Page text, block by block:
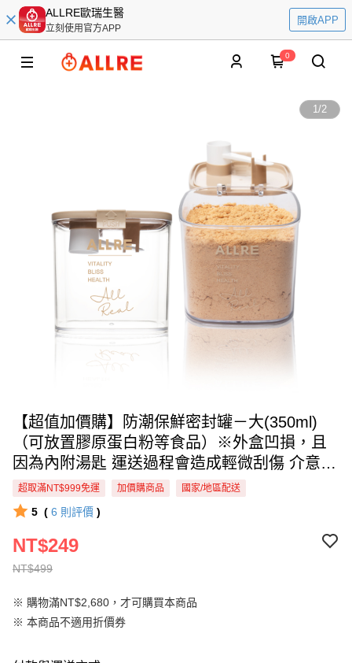
ALLRE歐瑞生醫
立刻使用官方APP
開啟APP
0
1/2
【超值加價購】防潮保鮮密封罐－大(350ml)
（可放置膠原蛋白粉等食品）※外盒凹損，且
因為內附湯匙 運送過程會造成輕微刮傷 介意者
請勿下單，商品售出既不接受退換貨
超取滿NT$999免運 加價購商品 國家/地區配送
5 ( 6 則評價 )
NT$499
NT$249
※ 購物滿NT$2,680，才可購買本商品
※ 本商品不適用折價券